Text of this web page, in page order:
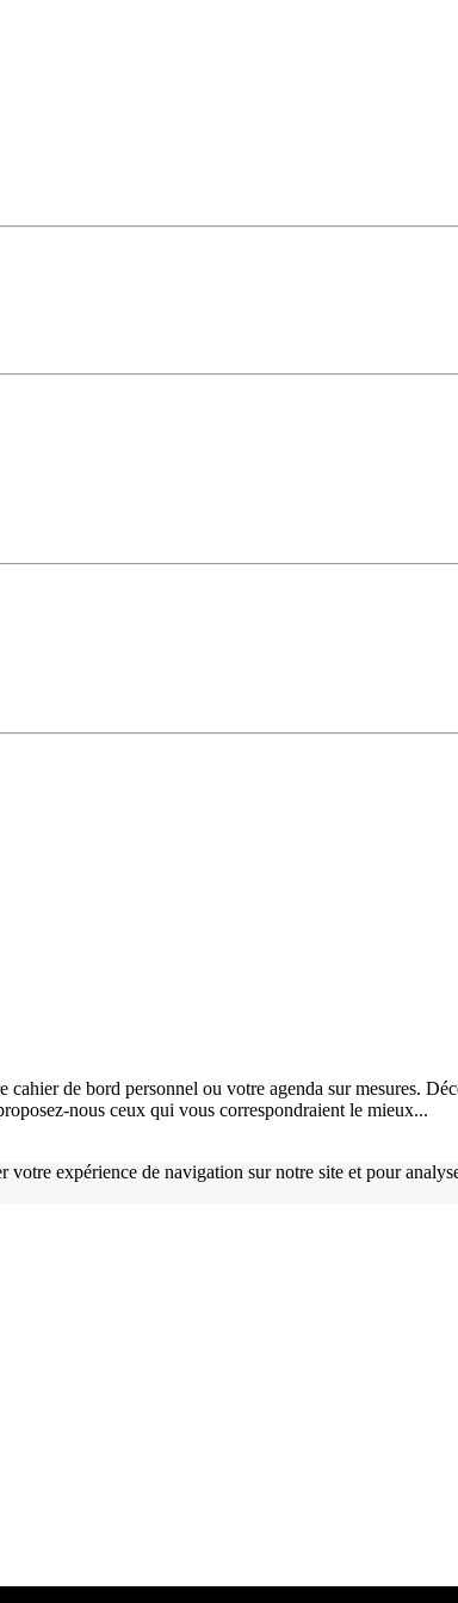
de bord personnel ou votre agenda sur mesures.
nous ceux qui vous correspondraient le mieux...
expérience de navigation sur notre site et pour